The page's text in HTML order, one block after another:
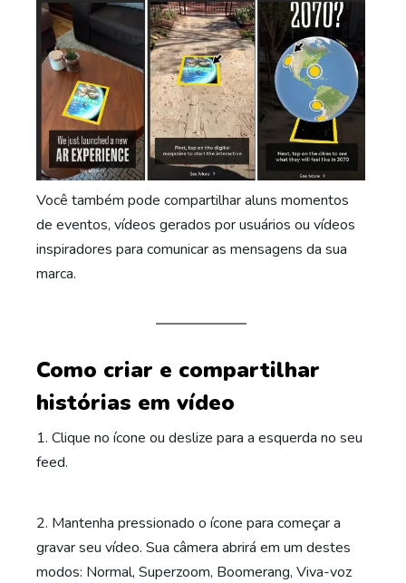
Você também pode compartilhar aluns momentos
de eventos, vídeos gerados por usuários ou vídeos
inspiradores para comunicar as mensagens da sua
marca.
Como criar e compartilhar
histórias em vídeo
1. Clique no ícone ou deslize para a esquerda no seu
feed.
2. Mantenha pressionado o ícone para começar a
gravar seu vídeo. Sua câmera abrirá em um destes
modos: Normal, Superzoom, Boomerang, Viva-voz